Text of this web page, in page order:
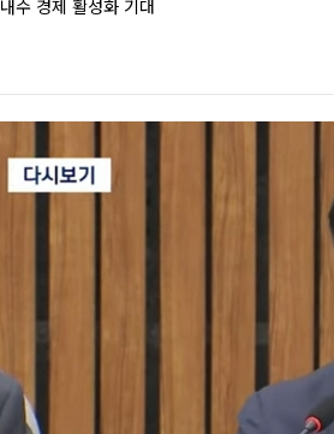
내수 경제 활성화 기대